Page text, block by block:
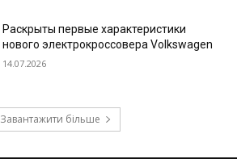
Раскрыты первые характеристики
нового электрокроссовера Volkswagen
14.07.2026
Завантажити більше